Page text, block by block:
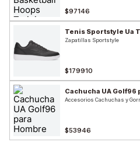
$97146
Tenis Sportstyle Ua
Zapatillas Sportstyle
$179910
Cachucha UA Golf96
Accesorios Cachuchas y
$53946